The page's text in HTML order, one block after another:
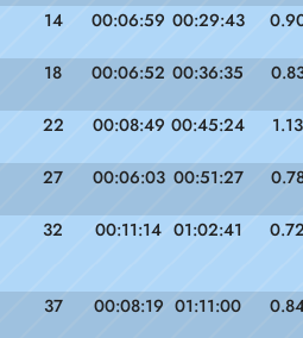
14 00:06:59 00:29:43
18 00:06:52 00:36:35
22 00:08:49 00:45:24 1.13
27 00:06:03 00:51:27
32 00:11:14 01:02:41
37 00:08:19 01:11:00